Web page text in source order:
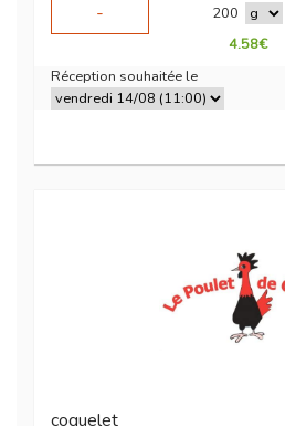
-
200
4.58€
Réception souhaitée le
coquelet